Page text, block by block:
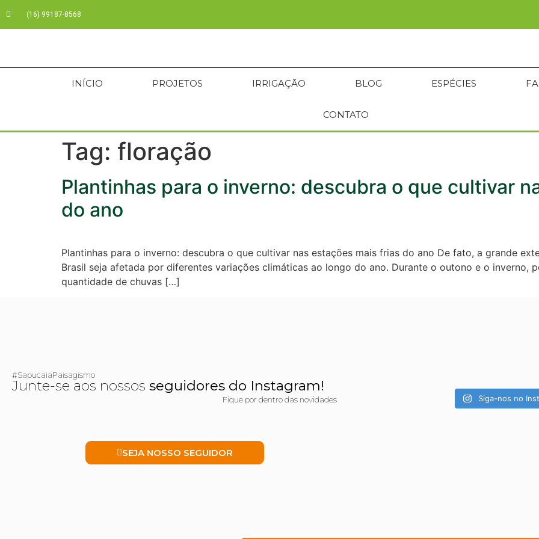
(16) 99187-8568
INÍCIO PROJETOS IRRIGAÇÃO BLOG ESPÉCIES
CONTATO
Tag: floração
Plantinhas para o inverno: descubra o que cultivar
do ano
Plantinhas para o inverno: descubra o que cultivar nas estações mais frias do ano De fato, a grande
Brasil seja afetada por diferentes variações climáticas ao longo do ano. Durante o outono e o inverno,
quantidade de chuvas […]
#SapucaiaPaisagismo
Junte-se aos nossos seguidores do Instagram!
Fique por dentro das novidades
SEJA NOSSO SEGUIDOR
Siga-nos no